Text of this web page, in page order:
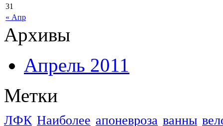
« Апр
31
Архивы
Апрель 2011
Метки
ЛФК Наиболее апоневроза ванны